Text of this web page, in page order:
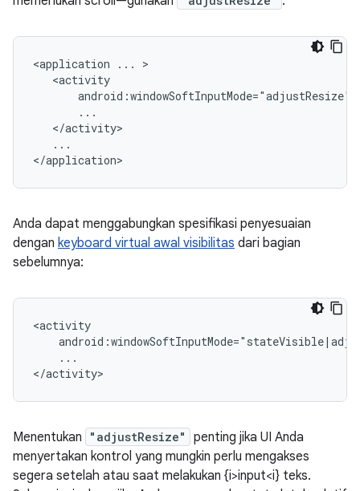
<application ...
android:windowSoftInputMode="adjustResize"
...
Anda dapat menggabungkan spesifikasi penyesuaian
dengan keyboard virtual awal visibilitas dari bagian
sebelumnya:
...
Menentukan "adjustResize"
penting jika UI Anda
menyertakan kontrol yang mungkin perlu mengakses
segera setelah atau saat melakukan {i>input<i} teks.